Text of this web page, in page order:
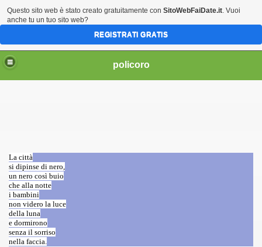
policoro
La città
si dipinse di nero,
un nero così buio
che alla notte
i bambini
non videro la luce
della luna
e dormirono
senza il sorriso
nella faccia.
Questo sito web è stato creato gratuitamente con SitoWebFaiDate.it. Vuoi
anche tu un tuo sito web?
REGISTRATI GRATIS